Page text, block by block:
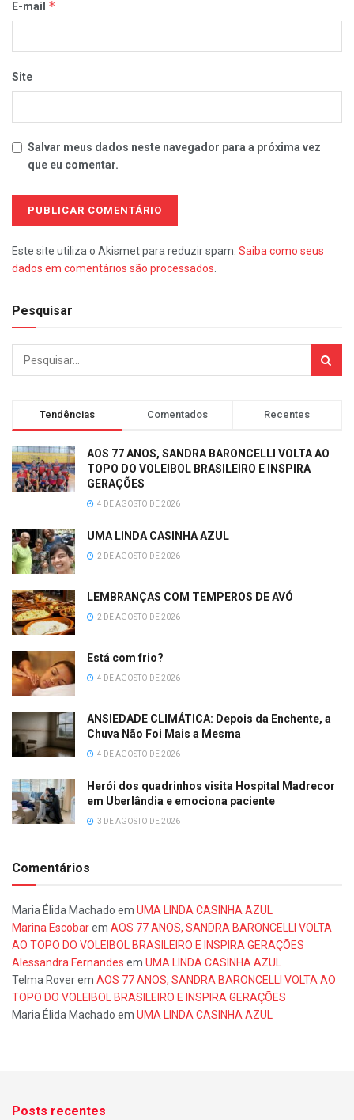
E-mail *
Site
Salvar meus dados neste navegador para a próxima vez
que eu comentar.
Este site utiliza o Akismet para reduzir spam. Saiba como seus
dados em comentários são processados
Pesquisar
Tendências Comentados Recentes
AOS 77 ANOS, SANDRA BARONCELLI VOLTA AO
TOPO DO VOLEIBOL BRASILEIRO E INSPIRA
GERAÇÕES
4 DE AGOSTO DE 2026
UMA LINDA CASINHA AZUL
2 DE AGOSTO DE 2026
LEMBRANÇAS COM TEMPEROS DE AVÓ
2 DE AGOSTO DE 2026
Está com frio?
4 DE AGOSTO DE 2026
ANSIEDADE CLIMÁTICA: Depois da Enchente, a
Chuva Não Foi Mais a Mesma
4 DE AGOSTO DE 2026
Herói dos quadrinhos visita Hospital Madrecor
em Uberlândia e emociona paciente
3 DE AGOSTO DE 2026
Comentários
Maria Élida Machado em UMA LINDA CASINHA AZUL
Marina Escobarem AOS 77 ANOS, SANDRA BARONCELLI VOLTA
AO TOPO DO VOLEIBOL BRASILEIRO E INSPIRA GERAÇÕES
Alessandra Fernandes em UMA LINDA CASINHA AZUL
Telma Roverem AOS 77 ANOS, SANDRA BARONCELLI VOLTA AO
TOPO DO VOLEIBOL BRASILEIRO E INSPIRA GERAÇÕES
Maria Élida Machado em UMA LINDA CASINHA AZUL
Posts recentes